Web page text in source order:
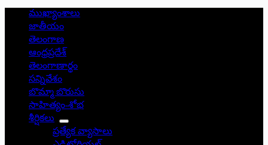
ముఖ్యాంశాలు
జాతీయం
తెలంగాణ
ఆంధ్రప్రదేశ్
తెలంగాణార్థం
సన్నివేశం
బొమ్మా బొరుసు
సాహిత్యం-శోభ
శీర్షికలు
ప్రత్యేక వ్యాసాలు